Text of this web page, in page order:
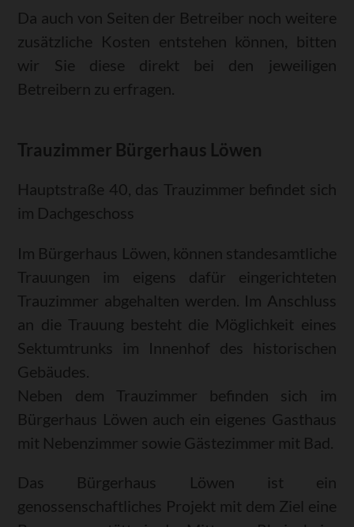
Da auch von Seiten der Betreiber noch weitere
zusätzliche Kosten entstehen können, bitten
wir Sie diese direkt bei den jeweiligen
Betreibern zu erfragen.
Trauzimmer Bürgerhaus Löwen
Hauptstraße 40, das Trauzimmer befindet sich
im Dachgeschoss
Im Bürgerhaus Löwen, können standesamtliche
Trauungen im eigens dafür eingerichteten
Trauzimmer abgehalten werden. Im Anschluss
an die Trauung besteht die Möglichkeit eines
Sektumtrunks im Innenhof des historischen
Gebäudes.
Neben dem Trauzimmer befinden sich im
Bürgerhaus Löwen auch ein eigenes Gasthaus
mit Nebenzimmer sowie Gästezimmer mit Bad.
Das Bürgerhaus Löwen ist ein
genossenschaftliches Projekt mit dem Ziel eine